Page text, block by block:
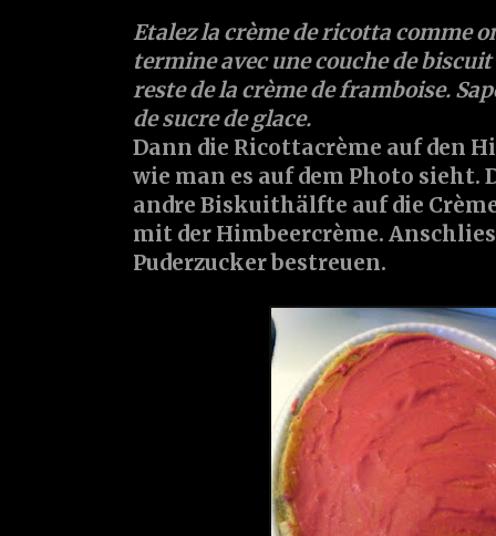
Etalez la crème de ricotta comme
termine avec une couche de
reste de la crème de framboise.
de sucre de glace.
Dann die Ricottacrème auf den
wie man es auf dem Photo sieht.
andre Biskuithälfte auf die
mit der Himbeercrème.
Puderzucker bestreuen.